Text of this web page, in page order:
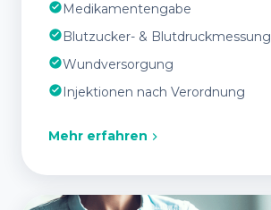
Medikamentengabe
Blutzucker- & Blutdruckmessung
Wundversorgung
Injektionen nach Verordnung
Mehr erfahren